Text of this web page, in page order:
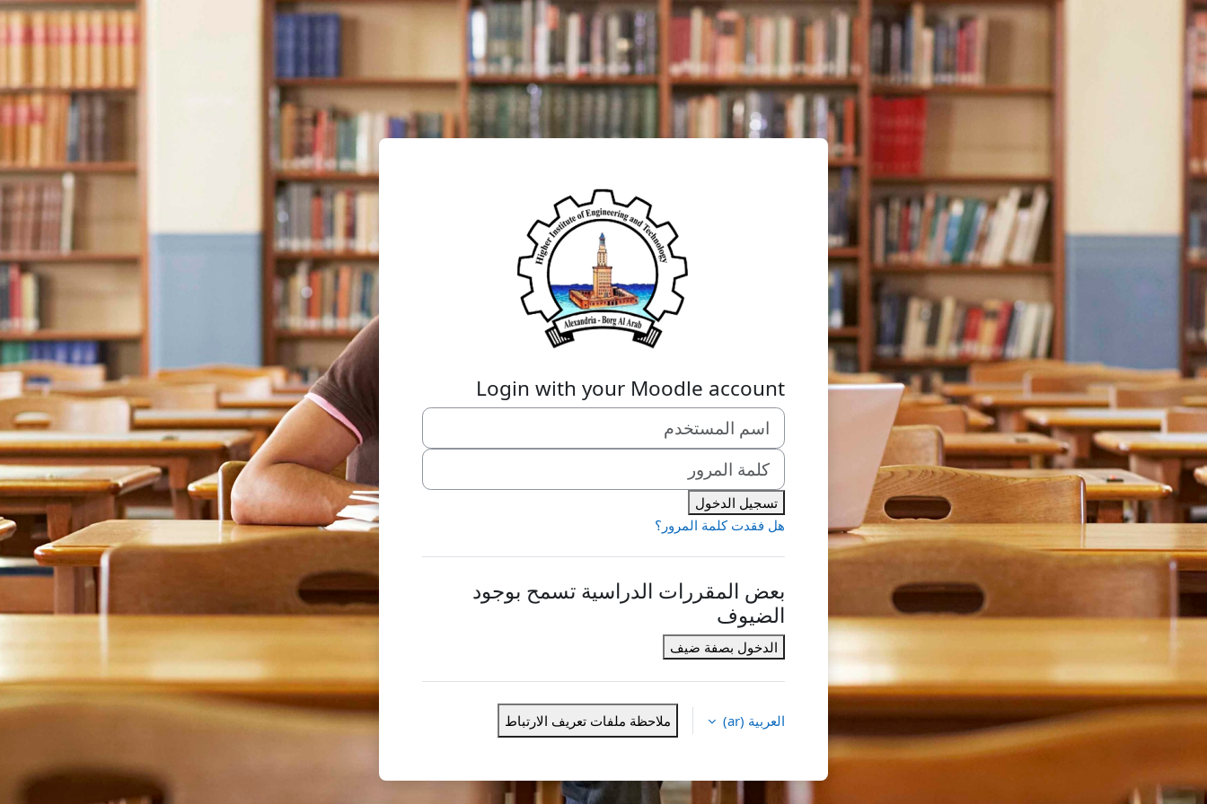
تخطى إلى المحتوى الرئيسي
الدخول إلى Borg Al Arab Higher Institute of Engineering & Technology
Login with your Moodle account
اسم المستخدم
كلمة المرور
تسجيل الدخول
هل فقدت كلمة المرور؟
بعض المقررات الدراسية تسمح بوجود
الضيوف
الدخول بصفة ضيف
العربية ‎(ar)‎ ملاحظة ملفات تعريف الارتباط